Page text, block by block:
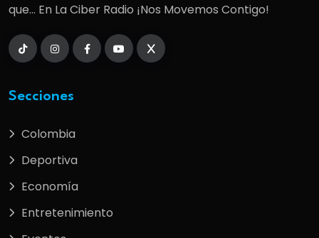
que... En La Ciber Radio ¡Nos Movemos Contigo!
Secciones
Colombia
Deportiva
Economía
Entretenimiento